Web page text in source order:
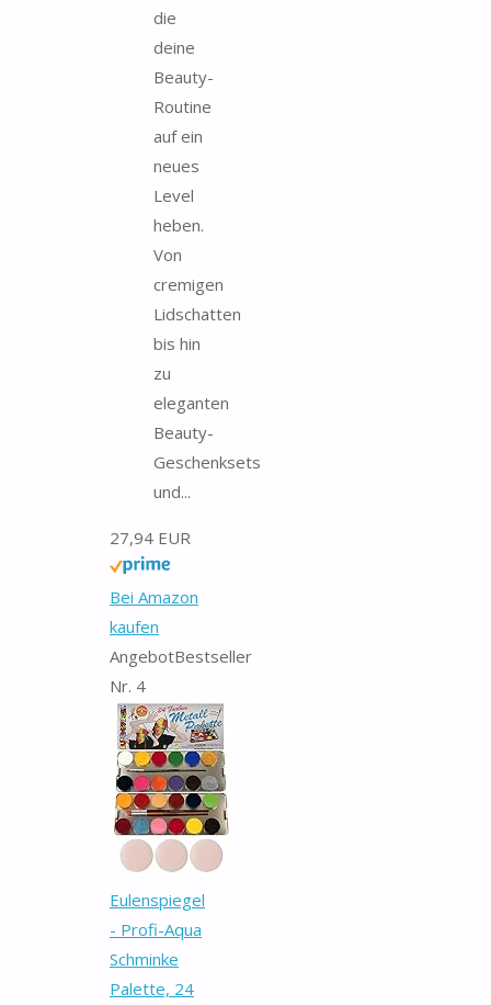
die
deine
Beauty-
Routine
auf ein
neues
Level
heben.
Von
cremigen
Lidschatten
bis hin
zu
eleganten
Beauty-
Geschenksets
und...
27,94 EUR
Bei Amazon
kaufen
AngebotBestseller
Nr. 4
Eulenspiegel
- Profi-Aqua
Schminke
Palette, 24